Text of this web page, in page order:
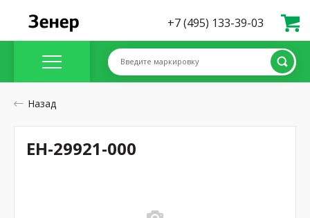
+7 (495) 133-39-03
Введите маркировку
Назад
EH-29921-000